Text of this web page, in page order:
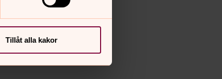
Tillåt alla kakor